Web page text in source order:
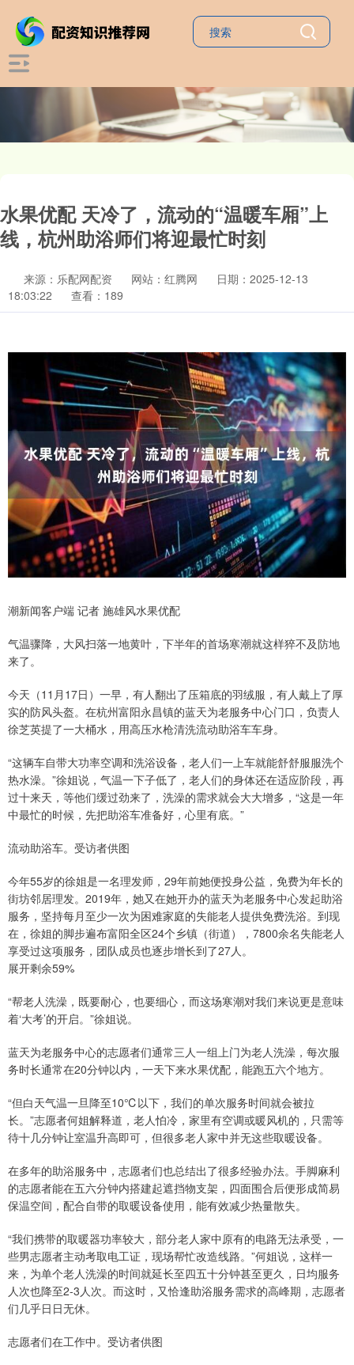
水果优配 天冷了，流动的“温暖车厢”上
线，杭州助浴师们将迎最忙时刻
来源：乐配网配资 网站：红腾网
日期：2025-12-13
18:03:22
查看：189
潮新闻客户端 记者 施雄风水果优配
气温骤降，大风扫落一地黄叶，下半年的首场寒潮就这样猝不及防地
来了。
今天（11月17日）一早，有人翻出了压箱底的羽绒服，有人戴上了厚
实的防风头盔。在杭州富阳永昌镇的蓝天为老服务中心门口，负责人
徐芝英提了一大桶水，用高压水枪清洗流动助浴车车身。
“这辆车自带大功率空调和洗浴设备，老人们一上车就能舒舒服服洗个
热水澡。”徐姐说，气温一下子低了，老人们的身体还在适应阶段，再
过十来天，等他们缓过劲来了，洗澡的需求就会大大增多，“这是一年
中最忙的时候，先把助浴车准备好，心里有底。”
流动助浴车。受访者供图
今年55岁的徐姐是一名理发师，29年前她便投身公益，免费为年长的
街坊邻居理发。2019年，她又在她开办的蓝天为老服务中心发起助浴
服务，坚持每月至少一次为困难家庭的失能老人提供免费洗浴。到现
在，徐姐的脚步遍布富阳全区24个乡镇（街道），7800余名失能老人
享受过这项服务，团队成员也逐步增长到了27人。
展开剩余59%
“帮老人洗澡，既要耐心，也要细心，而这场寒潮对我们来说更是意味
着‘大考’的开启。”徐姐说。
蓝天为老服务中心的志愿者们通常三人一组上门为老人洗澡，每次服
务时长通常在20分钟以内，一天下来水果优配，能跑五六个地方。
“但白天气温一旦降至10℃以下，我们的单次服务时间就会被拉
长。”志愿者何姐解释道，老人怕冷，家里有空调或暖风机的，只需等
待十几分钟让室温升高即可，但很多老人家中并无这些取暖设备。
在多年的助浴服务中，志愿者们也总结出了很多经验办法。手脚麻利
的志愿者能在五六分钟内搭建起遮挡物支架，四面围合后便形成简易
保温空间，配合自带的取暖设备使用，能有效减少热量散失。
“我们携带的取暖器功率较大，部分老人家中原有的电路无法承受，一
些男志愿者主动考取电工证，现场帮忙改造线路。”何姐说，这样一
来，为单个老人洗澡的时间就延长至四五十分钟甚至更久，日均服务
人次也降至2-3人次。而这时，又恰逢助浴服务需求的高峰期，志愿者
们几乎日日无休。
志愿者们在工作中。受访者供图